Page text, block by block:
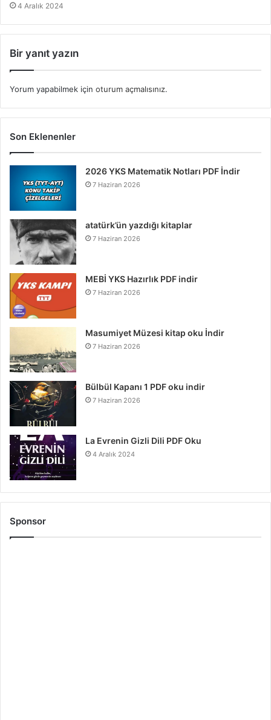
4 Aralık 2024
Bir yanıt yazın
Yorum yapabilmek için oturum açmalısınız.
Son Eklenenler
2026 YKS Matematik Notları PDF İndir
7 Haziran 2026
atatürk’ün yazdığı kitaplar
7 Haziran 2026
MEBİ YKS Hazırlık PDF indir
7 Haziran 2026
Masumiyet Müzesi kitap oku İndir
7 Haziran 2026
Bülbül Kapanı 1 PDF oku indir
7 Haziran 2026
La Evrenin Gizli Dili PDF Oku
4 Aralık 2024
Sponsor